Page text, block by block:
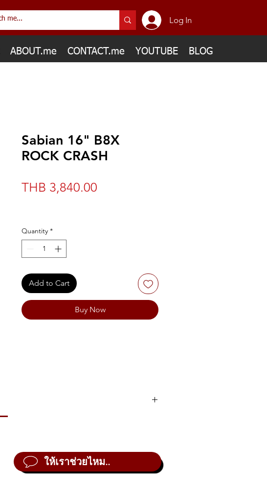
Log In
ABOUT.me CONTACT.me YOUTUBE BLOG
Sabian 16" B8X
ROCK CRASH
THB 3,840.00
Quantity *
Add to Cart
Buy Now
ให้เราช่วยไหม..